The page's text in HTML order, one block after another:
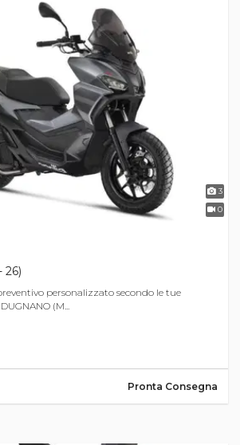
3
0
26)
personalizzato secondo le tue
(M...
Pronta Consegna